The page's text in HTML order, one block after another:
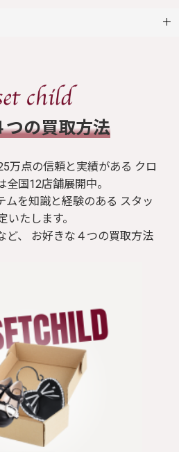
つの買取方法
万点の信頼と実績がある クロ
国12店舗展開中。
ムを知識と経験のある スタッ
いたします。
ど、 お好きな４つの買取方法